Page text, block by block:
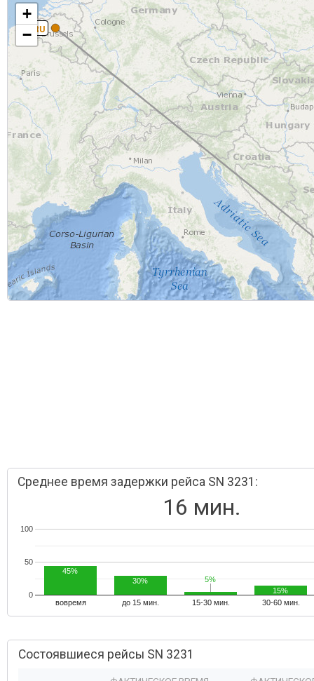
BRU
+
−
Среднее время задержки рейса SN 3231:
16 мин.
вовремя до 15 мин. 15-30 мин. 30-60 мин.
0
50
100
45%
30%
5%
5%
15%
Состоявшиеся рейсы SN 3231